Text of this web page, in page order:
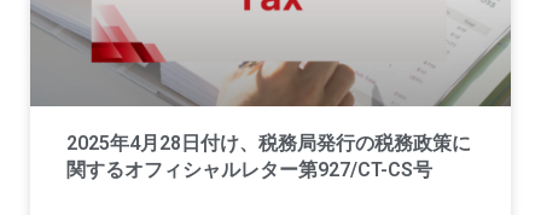
2025年4月28日付け、税務局発行の税務政策に
関するオフィシャルレター第927/CT-CS号